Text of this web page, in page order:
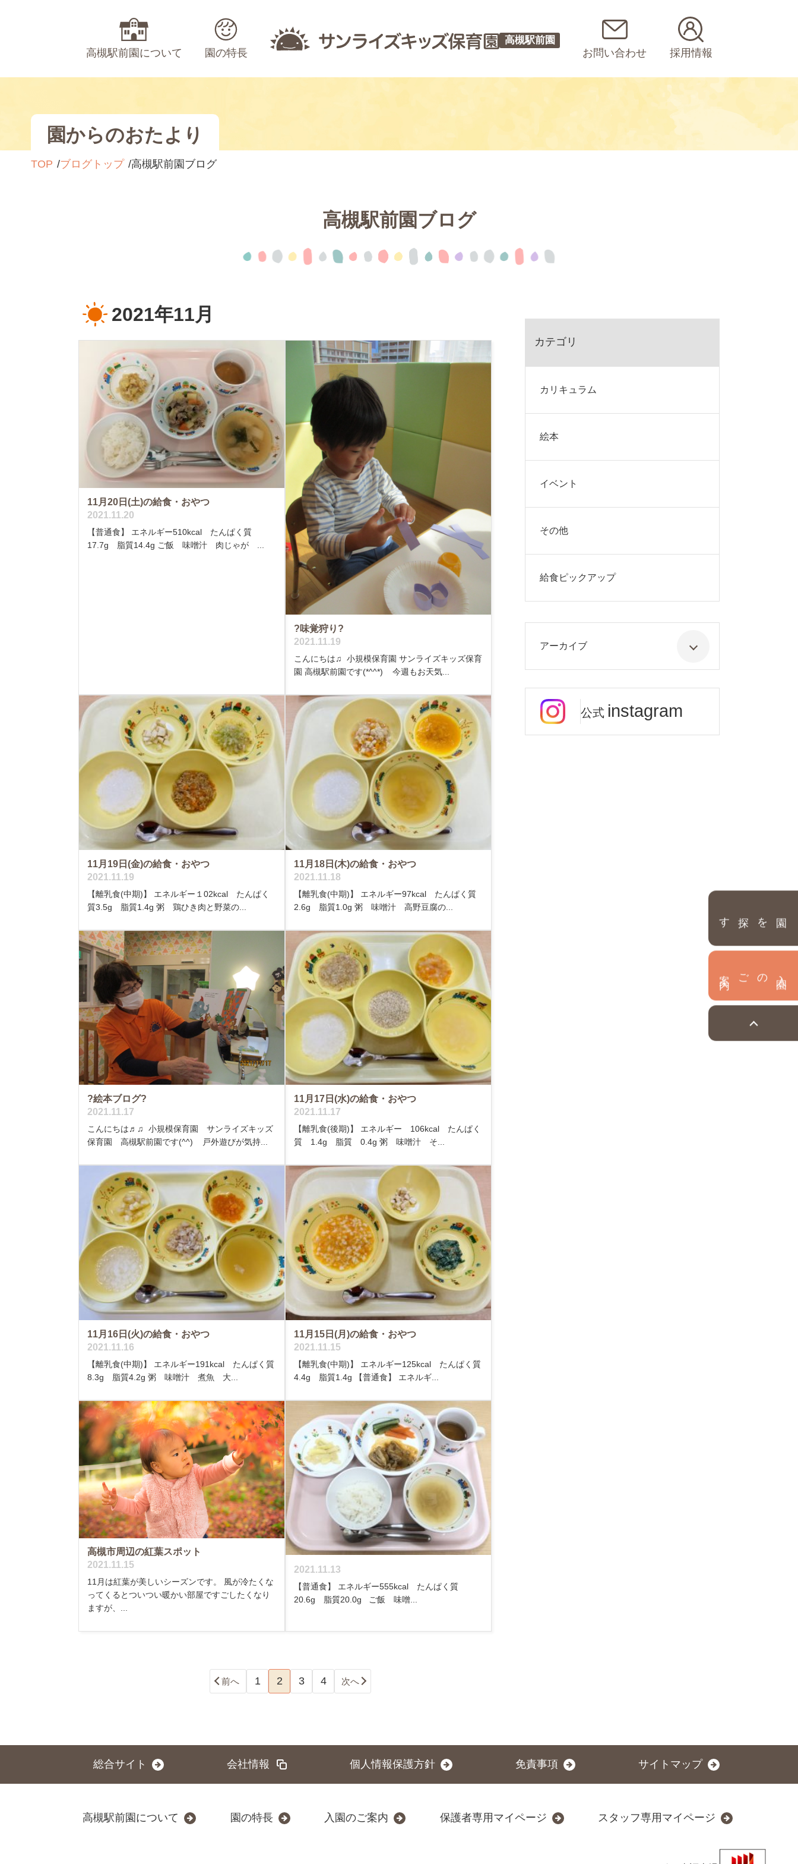
高槻駅前園について 園の特長
高槻駅前園
お問い合わせ 採用情報
園を探す
園からのおたより
TOP ブログトップ 高槻駅前園ブログ
高槻駅前園ブログ
2021年11月
11月20日(土)の給食・おやつ
2021.11.20
【普通食】 エネルギー510kcal たんぱく質
17.7g 脂質14.4g ご飯 味噌汁 肉じゃが ...
?味覚狩り?
2021.11.19
こんにちは♫ 小規模保育園 サンライズキッズ保育
園 高槻駅前園です(*^^*) 今週もお天気...
11月19日(金)の給食・おやつ
2021.11.19
【離乳食(中期)】 エネルギー１02kcal たんぱく
質3.5g 脂質1.4g 粥 鶏ひき肉と野菜の...
11月18日(木)の給食・おやつ
2021.11.18
【離乳食(中期)】 エネルギー97kcal たんぱく質
2.6g 脂質1.0g 粥 味噌汁 高野豆腐の...
?絵本ブログ?
2021.11.17
こんにちは♬♫ 小規模保育園 サンライズキッズ
保育園 高槻駅前園です(^^) 戸外遊びが気持...
11月17日(水)の給食・おやつ
2021.11.17
【離乳食(後期)】 エネルギー 106kcal たんぱく
質 1.4g 脂質 0.4g 粥 味噌汁 そ...
11月16日(火)の給食・おやつ
2021.11.16
【離乳食(中期)】 エネルギー191kcal たんぱく質
8.3g 脂質4.2g 粥 味噌汁 煮魚 大...
11月15日(月)の給食・おやつ
2021.11.15
【離乳食(中期)】 エネルギー125kcal たんぱく質
4.4g 脂質1.4g 【普通食】 エネルギ...
高槻市周辺の紅葉スポット
2021.11.15
11月は紅葉が美しいシーズンです。 風が冷たくな
ってくるとついつい暖かい部屋ですごしたくなり
ますが、...
2021.11.13
【普通食】 エネルギー555kcal たんぱく質
20.6g 脂質20.0g ご飯 味噌...
前へ 1 2 3 4 次へ
カテゴリ
カリキュラム
絵本
イベント
その他
給食ピックアップ
アーカイブ
公式 instagram
総合サイト 会社情報 個人情報保護方針 免責事項 サイトマップ
高槻駅前園について 園の特長 入園のご案内 保護者専用マイページ スタッフ専用マイページ